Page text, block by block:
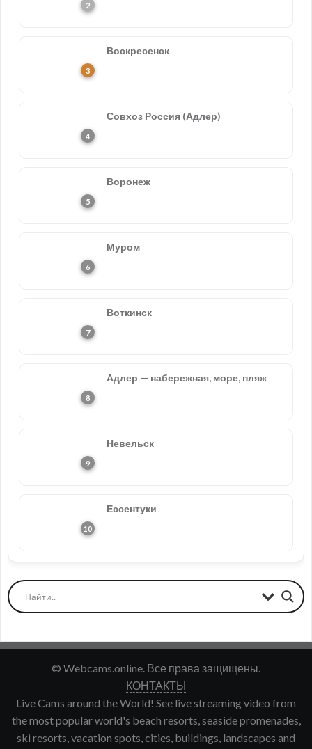
Воскресенск
Совхоз Россия (Адлер)
Воронеж
Муром
Воткинск
Адлер — набережная, море, пляж
Невельск
Ессентуки
© Webcams.online. Все права защищены.
КОНТАКТЫ
Live Cams around the World! See live streaming video from
the most popular world's beach resorts, seaside promenades,
ski resorts, vacation spots, cities, buildings, landscapes and